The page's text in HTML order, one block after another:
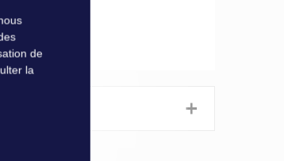
+
de
la